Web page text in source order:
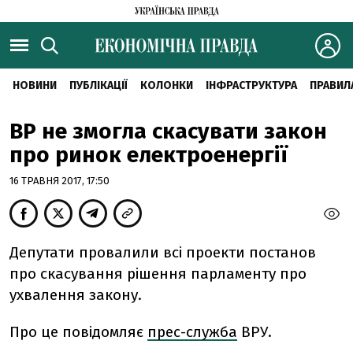
НОВИНИ ПУБЛІКАЦІЇ КОЛОНКИ ІНФРАСТРУКТУРА
ВР не змогла скасувати закон
про ринок електроенергії
16 ТРАВНЯ 2017, 17:50
Депутати провалили всі проекти постанов
про скасування рішення парламенту про
ухвалення закону.
Про це повідомляє прес-служба ВРУ.